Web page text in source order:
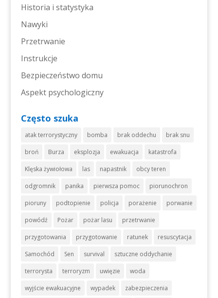
Historia i statystyka
Nawyki
Przetrwanie
Instrukcje
Bezpieczeństwo domu
Aspekt psychologiczny
Często szuka
atak terrorystyczny bomba brak oddechu brak snu
broń Burza eksplozja ewakuacja katastrofa
Klęska żywiołowa las napastnik obcy teren
odgromnik panika pierwsza pomoc piorunochron
pioruny podtopienie policja porażenie porwanie
powódź Pożar pożar lasu przetrwanie
przygotowania przygotowanie ratunek resuscytacja
Samochód Sen survival sztuczne oddychanie
terrorysta terroryzm uwięzie woda
wyjście ewakuacyjne wypadek zabezpieczenia